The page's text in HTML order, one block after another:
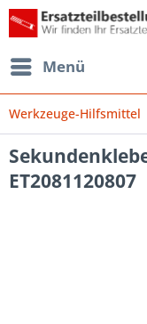
Menü
Werkzeuge-Hilfsmittel
ET2081120807